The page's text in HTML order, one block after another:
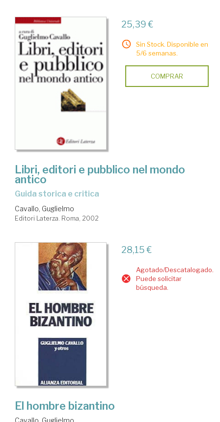
25,39 €
Sin Stock. Disponible en
5/6 semanas.
COMPRAR
Libri, editori e pubblico nel mondo
antico
guida storica e critica
Cavallo, Guglielmo
Editori Laterza. Roma, 2002
28,15 €
Agotado/Descatalogado.
Puede solicitar
búsqueda.
El hombre bizantino
Cavallo, Guglielmo